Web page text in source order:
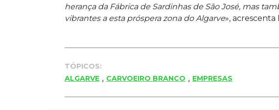
herança da Fábrica de Sardinhas de São José, mas
vibrantes a esta próspera zona do Algarve», acrescenta
TÓPICOS:
ALGARVE , CARVOEIRO BRANCO , EMPRESAS